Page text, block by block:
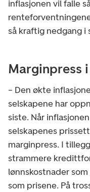
inflasjonen vil falle
så kraftig nedgang i
Marginpress
– Den økte
selskapene har
siste. Når
selskapenes
marginpress. I
strammere
lønnskostnader
som prisene. På